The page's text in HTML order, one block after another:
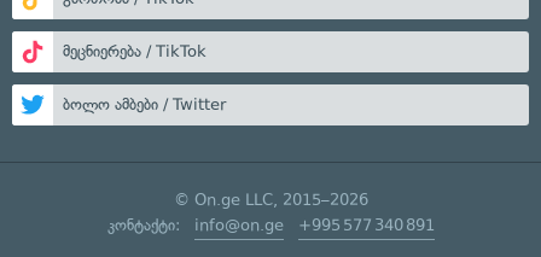
მეცნიერება / TikTok
ბოლო ამბები / Twitter
© On.ge LLC, 2015–2026
კონტაქტი: info@on.ge +995 577 340 891